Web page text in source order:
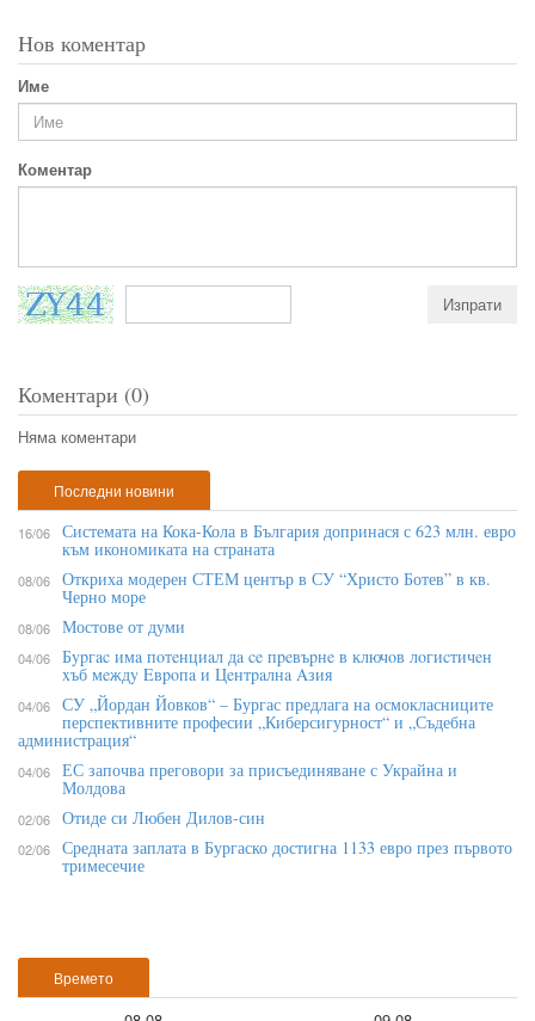
Нов коментар
Име
Коментар
Коментари (0)
Няма коментари
Времето
Последни новини
16/06 Системата на Кока-Кола в България допринася с 623 млн. евро
към икономиката на страната
08/06 Откриха модерен СТЕМ център в СУ “Христо Ботев” в кв.
Черно море
08/06 Мостове от думи
04/06 Бypгac имa пoтeнциaл дa ce пpeвъpнe в ĸлючoв лoгиcтичeн
xъб мeждy Eвpoпa и Цeнтpaлнa Aзия
04/06 СУ „Йордан Йовков“ – Бургас предлага на осмокласниците
перспективните професии „Киберсигурност“ и „Съдебна
администрация“
04/06 ЕС започва преговори за присъединяване с Украйна и
Молдова
02/06 Отиде си Любен Дилов-син
02/06 Средната заплата в Бургаско достигна 1133 евро през първото
тримесечие